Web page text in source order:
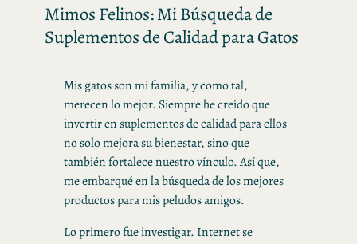
Mimos Felinos: Mi Búsqueda de
Suplementos de Calidad para Gatos
Mis gatos son mi familia, y como tal,
merecen lo mejor. Siempre he creído que
invertir en suplementos de calidad para ellos
no solo mejora su bienestar, sino que
también fortalece nuestro vínculo. Así que,
me embarqué en la búsqueda de los mejores
productos para mis peludos amigos.
Lo primero fue investigar. Internet se